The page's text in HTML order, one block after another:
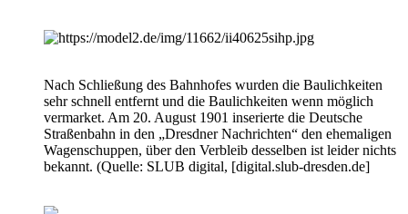
Nach Schließung des Bahnhofes wurden die Baulichkeiten
sehr schnell entfernt und die Baulichkeiten wenn möglich
vermarket. Am 20. August 1901 inserierte die Deutsche
Straßenbahn in den „Dresdner Nachrichten“ den ehemaligen
Wagenschuppen, über den Verbleib desselben ist leider nichts
bekannt. (Quelle: SLUB digital, [digital.slub-dresden.de]